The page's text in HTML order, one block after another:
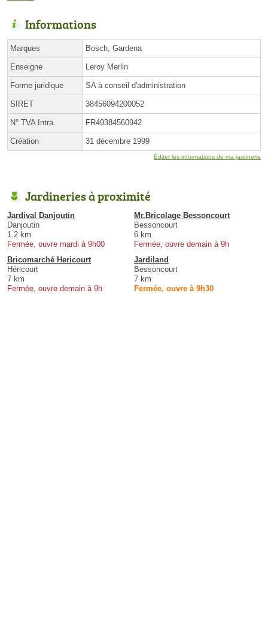
Informations
Marques Bosch, Gardena
Enseigne Leroy Merlin
Forme juridique SA à conseil d'administration
SIRET 38456094200052
N° TVA Intra. FR49384560942
Création 31 décembre 1999
Éditer les informations de ma jardinerie
Jardineries à proximité
Jardival Danjoutin
Danjoutin
1.2 km
Fermée, ouvre mardi à 9h00
Mr.Bricolage Bessoncourt
Bessoncourt
6 km
Fermée, ouvre demain à 9h
Bricomarché Hericourt
Héricourt
7 km
Fermée, ouvre demain à 9h
Jardiland
Bessoncourt
7 km
Fermée, ouvre à 9h30